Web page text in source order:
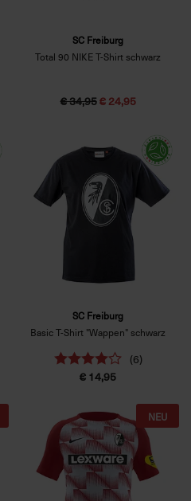
SC Freiburg
Total 90 NIKE T-Shirt schwarz
€ 34,95€ 24,95
SC Freiburg
Basic T-Shirt "Wappen" schwarz
(6)
€ 14,95
NEU